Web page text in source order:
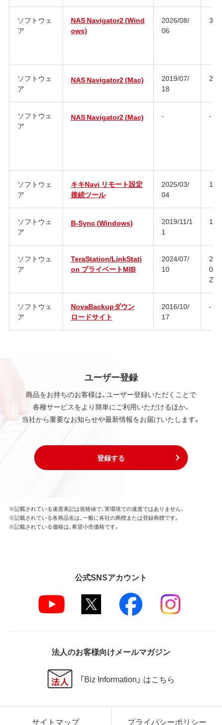
ソフトウェ
ア
NAS Navigator2 (Wind
ows)
2026/08/
06
ソフトウェ
ア
NAS Navigator2 (Mac)
2019/07/
18
ソフトウェ
ア
NAS Navigator2 (Mac) - -
ソフトウェ
ア
キキNavi リモート設定
接続ツール
2025/03/
04
ソフトウェ
ア
B-Sync (Windows)
2019/11/1
1
ソフトウェ
ア
TeraStation/LinkStati
on プライベートMIB
2024/07/
10
Z
ソフトウェ
ア
NovaBackupダウン
ロードサイト
2016/10/
17
-
ユーザー登録
商品をお持ちのお客様は、ユーザー登録いただくことで
各種サービスをより簡単にご利用いただけるほか、
当社から重要なお知らせや最新情報をお届けいたします。
登録する
※記載されている速度表記は規格値で、実環境での速度ではありません。
※記載されている各商品名は、一般に各社の商標または登録商標です。
※記載されている価格は、希望小売価格です。
公式SNSアカウント
法人のお客様向けメールマガジン
「Biz Information」 はこちら
サイトマップ プライバシーポリシー